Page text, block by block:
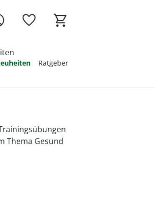
Ratgeber
Thema Gesund